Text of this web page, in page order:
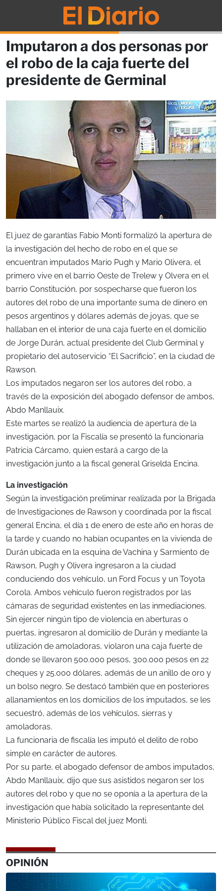
Imputaron a dos personas por
el robo de la caja fuerte del
presidente de Germinal
El juez de garantías Fabio Monti formalizó la apertura de
la investigación del hecho de robo en el que se
encuentran imputados Mario Pugh y Mario Olivera, el
primero vive en el barrio Oeste de Trelew y Olvera en el
barrio Constitución, por sospecharse que fueron los
autores del robo de una importante suma de dinero en
pesos argentinos y dólares además de joyas, que se
hallaban en el interior de una caja fuerte en el domicilio
de Jorge Durán, actual presidente del Club Germinal y
propietario del autoservicio “El Sacrificio”, en la ciudad de
Rawson.
Los imputados negaron ser los autores del robo, a
través de la exposición del abogado defensor de ambos,
Abdo Manllauix.
Este martes se realizó la audiencia de apertura de la
investigación, por la Fiscalía se presentó la funcionaria
Patricia Cárcamo, quien estará a cargo de la
investigación junto a la fiscal general Griselda Encina.
La investigación
Según la investigación preliminar realizada por la Brigada
de Investigaciones de Rawson y coordinada por la fiscal
general Encina, el día 1 de enero de este año en horas de
la tarde y cuando no habían ocupantes en la vivienda de
Durán ubicada en la esquina de Vachina y Sarmiento de
Rawson, Pugh y Olivera ingresaron a la ciudad
conduciendo dos vehículo, un Ford Focus y un Toyota
Corola. Ambos vehículo fueron registrados por las
cámaras de seguridad existentes en las inmediaciones.
Sin ejercer ningún tipo de violencia en aberturas o
puertas, ingresaron al domicilio de Durán y mediante la
utilización de amoladoras, violaron una caja fuerte de
donde se llevaron 500.000 pesos, 300.000 pesos en 22
cheques y 25.000 dólares, además de un anillo de oro y
un bolso negro. Se destacó también que en posteriores
allanamientos en los domicilios de los imputados, se les
secuestró, además de los vehículos, sierras y
amoladoras.
La funcionaria de fiscalía les imputó el delito de robo
simple en carácter de autores.
Por su parte, el abogado defensor de ambos imputados,
Abdo Manllauix, dijo que sus asistidos negaron ser los
autores del robo y que no se oponía a la apertura de la
investigación que había solicitado la representante del
Ministerio Público Fiscal del juez Monti.
OPINIÓN